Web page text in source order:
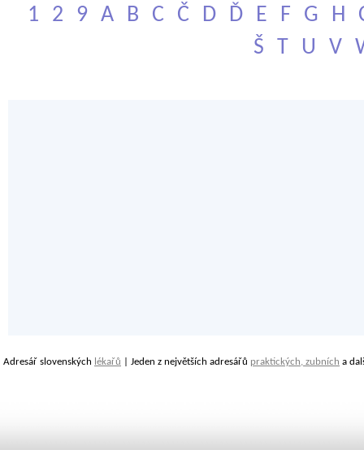
1 2 9 A B C Č D Ď E F G H
Š
T U V
Adresář slovenských lékařů | Jeden z největších adresářů praktických, zubních a